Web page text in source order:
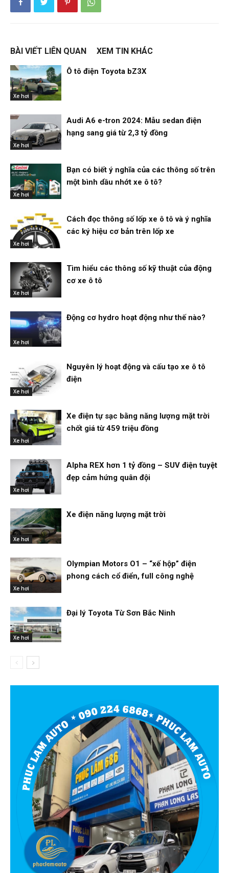
BÀI VIẾT LIÊN QUAN XEM TIN KHÁC
Xe hơi
Ô tô điện Toyota bZ3X
Xe hơi
Audi A6 e-tron 2024: Mẫu sedan điện
hạng sang giá từ 2,3 tỷ đồng
Xe hơi
Bạn có biết ý nghĩa của các thông số trên
một bình dầu nhớt xe ô tô?
Xe hơi
Cách đọc thông số lốp xe ô tô và ý nghĩa
các ký hiệu cơ bản trên lốp xe
Xe hơi
Tìm hiểu các thông số kỹ thuật của động
cơ xe ô tô
Xe hơi
Động cơ hydro hoạt động như thế nào?
Xe hơi
Nguyên lý hoạt động và cấu tạo xe ô tô
điện
Xe hơi
Xe điện tự sạc bằng năng lượng mặt trời
chốt giá từ 459 triệu đồng
Xe hơi
Alpha REX hơn 1 tỷ đồng – SUV điện tuyệt
đẹp cảm hứng quân đội
Xe hơi
Xe điện năng lượng mặt trời
Xe hơi
Olympian Motors O1 – “xế hộp” điện
phong cách cổ điển, full công nghệ
Xe hơi
Đại lý Toyota Từ Sơn Bắc Ninh